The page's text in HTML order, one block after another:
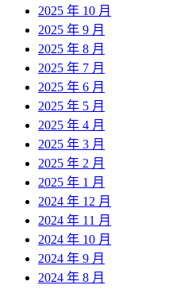
2025 年 10 月
2025 年 9 月
2025 年 8 月
2025 年 7 月
2025 年 6 月
2025 年 5 月
2025 年 4 月
2025 年 3 月
2025 年 2 月
2025 年 1 月
2024 年 12 月
2024 年 11 月
2024 年 10 月
2024 年 9 月
2024 年 8 月